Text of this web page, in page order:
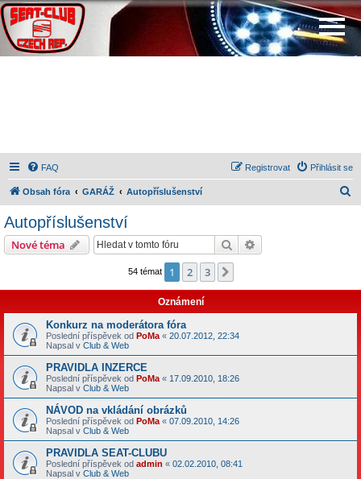
FAQ Přihlásit se
Registrovat
Obsah fóra GARÁŽ Autopříslušenství
Autopříslušenství
Nové téma Hledat
54 témat 1 2 3
Oznámení
Konkurz na moderátora fóra
Poslední příspěvek od PoMa « 20.07.2012, 22:34
Napsal v Club & Web
PRAVIDLA INZERCE
Poslední příspěvek od PoMa « 17.09.2010, 18:26
Napsal v Club & Web
NÁVOD na vkládání obrázků
Poslední příspěvek od PoMa « 07.09.2010, 14:26
Napsal v Club & Web
PRAVIDLA SEAT-CLUBU
Poslední příspěvek od admin « 02.02.2010, 08:41
Napsal v Club & Web